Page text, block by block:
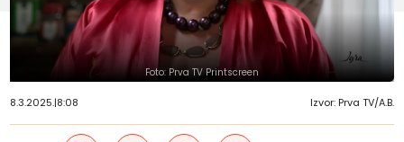
Foto: Prva TV Printscreen
8.3.2025.|8:08 Izvor: Prva TV/A.B.